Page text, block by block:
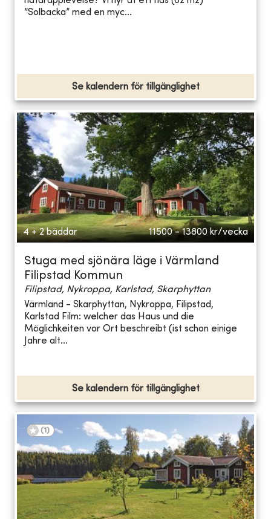
”Solbacka” med en myc...
Se kalendern för tillgänglighet
4 + 2 bäddar 11500 - 13800 kr/vecka
Stuga med sjönära läge i Värmland
Filipstad Kommun
Filipstad, Nykroppa, Karlstad, Skarphyttan
Värmland - Skarphyttan, Nykroppa, Filipstad,
Karlstad Film: welcher das Haus und die
Möglichkeiten vor Ort beschreibt (ist schon einige
Jahre alt...
Se kalendern för tillgänglighet
(1 )